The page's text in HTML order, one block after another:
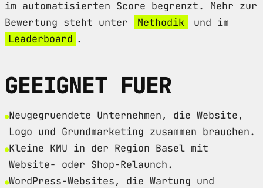
im automatisierten Score begrenzt. Mehr zur
Bewertung steht unter
Methodik
und im
Leaderboard .
GEEIGNET FUER
Neugegruendete Unternehmen, die Website,
Logo und Grundmarketing zusammen brauchen.
Kleine KMU in der Region Basel mit
Website- oder Shop-Relaunch.
WordPress-Websites, die Wartung und